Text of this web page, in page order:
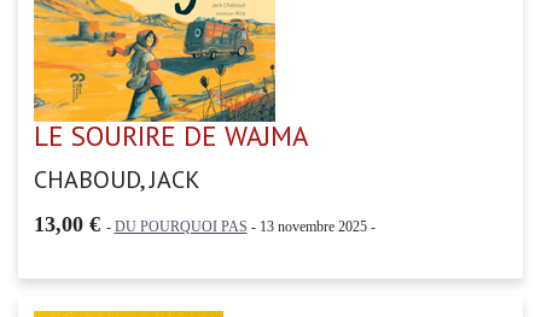
LE SOURIRE DE WAJMA
CHABOUD, JACK
13,00 € - DU POURQUOI PAS - 13 novembre 2025 -